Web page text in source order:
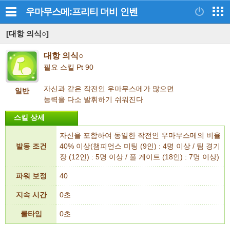
우마무스메:프리티 더비 인벤
[대항 의식○]
일반
대항 의식○
필요 스킬 Pt 90
자신과 같은 작전인 우마무스메가 많으면
능력을 다소 발휘하기 쉬워진다
스킬 상세
발동 조건
자신을 포함하여 동일한 작전인 우마무스메의 비율
40% 이상(챔피언스 미팅 (9인) : 4명 이상 / 팀 경기
장 (12인) : 5명 이상 / 풀 게이트 (18인) : 7명 이상)
파워 보정 40
지속 시간 0초
쿨타임 0초